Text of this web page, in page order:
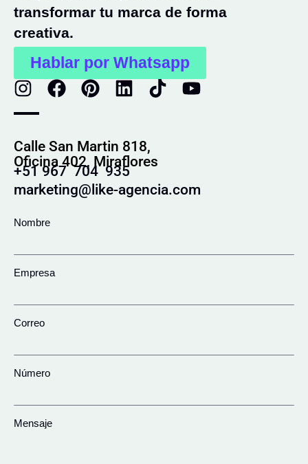
transformar tu marca de forma
creativa.
Hablar por Whatsapp
Calle San Martin 818,
Oficina 402, Miraflores
+51 967 704 935
marketing@like-agencia.com
Nombre
Empresa
Correo
Número
Mensaje